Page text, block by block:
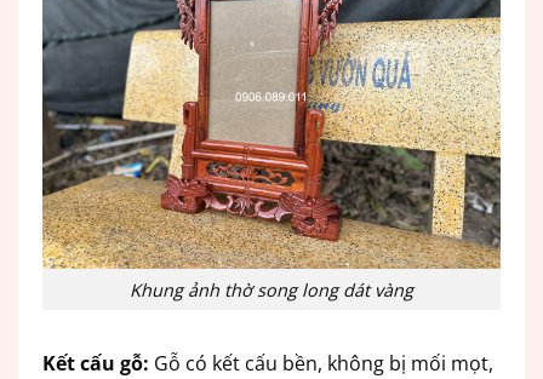
Khung ảnh thờ song long dát vàng
Kết cấu gỗ: Gỗ có kết cấu bền, không bị mối mọt,